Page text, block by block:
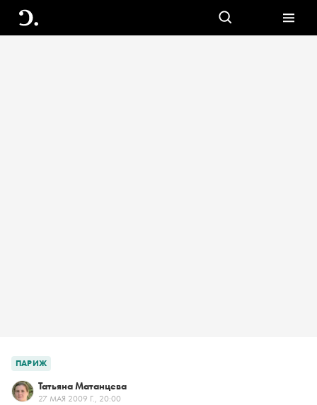
ПАРИЖ
Татьяна Матанцева
27 МАЯ 2009 Г., 20:00